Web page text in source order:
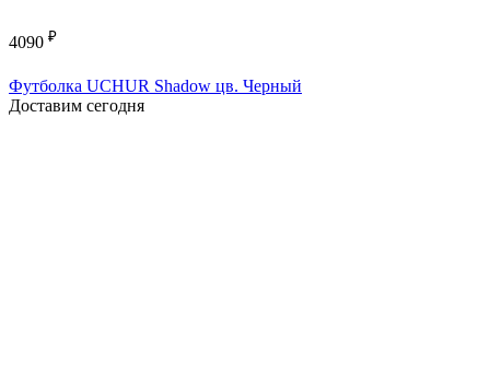
4090 ₽
Футболка UCHUR Shadow цв. Черный
Доставим сегодня